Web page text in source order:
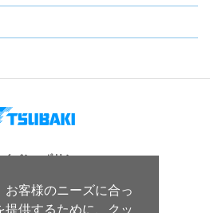
お客様のニーズに合っ
供するために、クッ
バシーポリシー
トのご利用について
マップ